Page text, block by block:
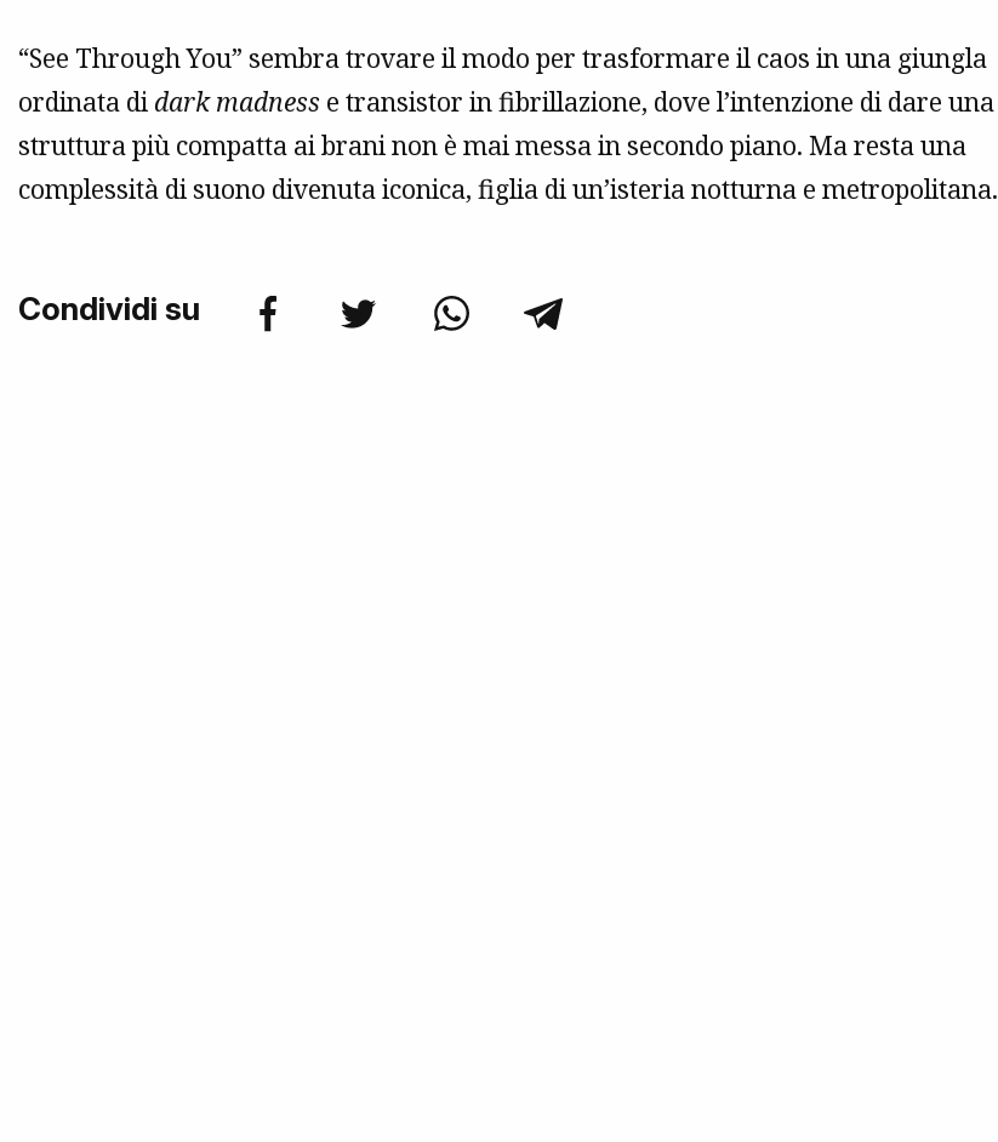
“See Through You” sembra trovare il modo per trasformare il caos in una giungla
ordinata di dark madness e transistor in fibrillazione, dove l’intenzione di dare una
struttura più compatta ai brani non è mai messa in secondo piano. Ma resta una
complessità di suono divenuta iconica, figlia di un’isteria notturna e metropolitana.
Condividi su